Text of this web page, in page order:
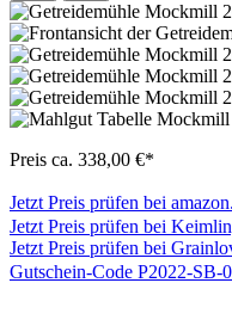
Preis ca. 338,00 €*
Jetzt Preis prüfen bei
Jetzt Preis prüfen bei
Jetzt Preis prüfen bei
Gutschein-Code P2022-SB-